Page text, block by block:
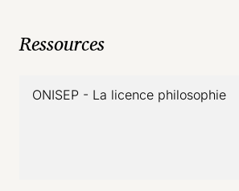
Ressources
ONISEP - La licence philosophie